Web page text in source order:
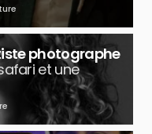
photographe
et une